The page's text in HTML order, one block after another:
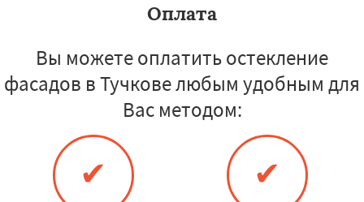
Оплата
Вы можете оплатить остекление
фасадов в Тучкове любым удобным для
Вас методом:
✔ ✔